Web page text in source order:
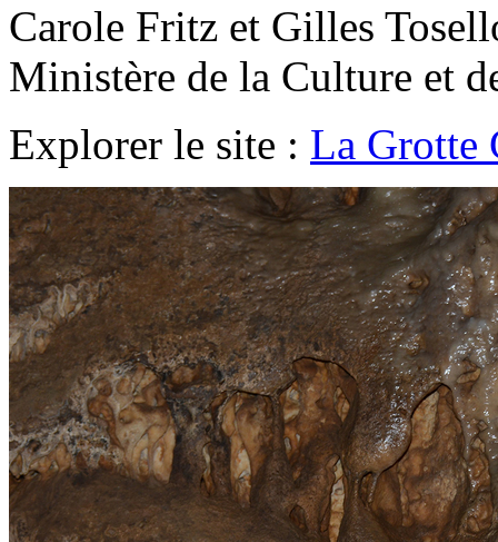
Carole Fritz et Gilles
Ministère de la Culture et
Explorer le site : La Grotte